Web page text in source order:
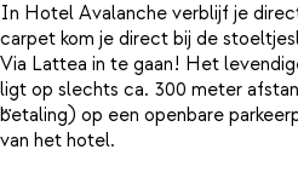
In Hotel Avalanche verblijf je
carpet kom je direct bij de
Via Lattea in te gaan! Het
ligt op slechts ca. 300 meter
betaling) op een openbare
van het hotel.